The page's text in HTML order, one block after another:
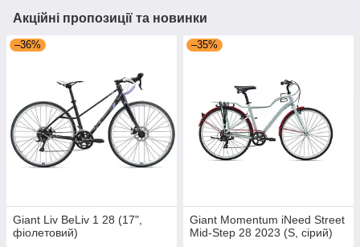
Акційні пропозиції та новинки
–36%
Giant Liv BeLiv 1 28 (17",
фіолетовий)
–35%
Giant Momentum iNeed Street
Mid-Step 28 2023 (S, сірий)